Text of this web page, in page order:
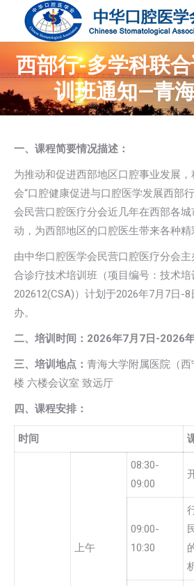
西部行-多学科联
训班通知—青
一、课程简要情况描述：
为推动和促进西部地区口腔事业发展
会“口腔健康促进与口腔医学发展西部
会民营口腔医疗分会近几年在西部各
动，为西部地区的口腔医生带来各种精
由中华口腔医学会民营口腔医疗分会
合诊疗技术培训班（项目编号：技术培
202612(CSA)）计划于2026年7月7日-
办。
二、培训时间：2026年7月7日-2026
三、培训地点： 青海大学附属医院（
楼 六楼会议室 致远厅
四、课程安排：
时间
上午
08:30-
09:00
09:00-
10:30